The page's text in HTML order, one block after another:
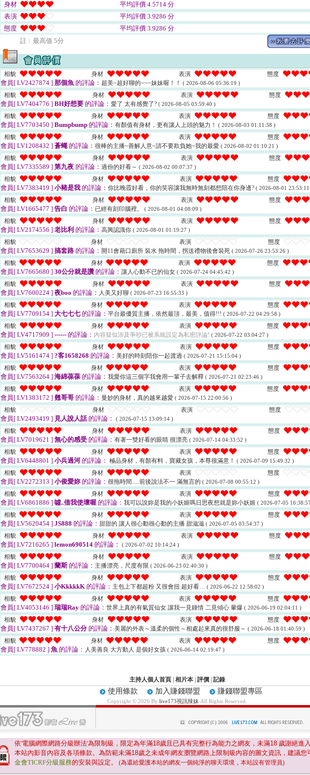
身材
平均評價 4.5714 分
表演
平均評價 3.9286 分
態度
平均評價 3.9286 分
註﹕最高值 5分
相貌 身材 表演 態度
會員[ LV2427874 ] 那個魚 的評論： 超美~超好聊的~~~妹妹喔！！ ( 2026-08-06 05:36:19 )
相貌 身材 表演 態度
會員[ LV7404776 ] BH好想要 的評論： 愛了 太有感覺了? ( 2026-08-05 03:59:40 )
相貌 身材 表演 態度
會員[ LV7703450 ] Bumpbump 的評論： 有顏值有身材，更有讓人上頭的魅力！ ( 2026-08-03 01:11:38 )
相貌 身材 表演 態度
會員[ LV1208432 ] 蒼蠅 的評論： 很棒的主播~善解人意~請不要欺負她~我的最愛 ( 2026-08-02 01:10:21 )
相貌 身材 表演 態度
會員[ LV7335589 ] 第九夜 的評論： 過份的好看～ ( 2026-08-02 00:07:37 )
相貌 身材 表演 態度
會員[ LV7383419 ] 小豬是我 的評論： 你比晚霞好看，你的笑容讓我無時無刻都想陪在你身邊? ( 2026-08-01
相貌 身材 表演 態度
會員[ LV1665477 ] 告白 的評論： 已經有刻印腦裡。 ( 2026-08-01 04:08:09 )
相貌 身材 表演 態度
會員[ LV2174556 ] 老比利 的評論： 高興認識你 ( 2026-08-01 01:19:27 )
相貌 身材 表演 態度
會員[ LV7653629 ] 搞套路 的評論： 開11會藉口廁所 裝水 拖時間，拐送禮物後會裝死 ( 2026-07-26 23:53:26 )
相貌 身材 表演 態度
會員[ LV7665680 ] 30公分就是讚的評論： 讓人心動不已的仙女 ( 2026-07-24 04:45:42 )
相貌 身材 表演 態度
會員[ LV7600224 ] 夜boo 的評論： 人美又好聊 ( 2026-07-23 16:55:33 )
相貌 身材 表演 態度
會員[ LV7709154 ] 大七七七的評論： 平台最優質主播，依然最頂，最美，值得!!! ( 2026-07-22 04:29:58 )
相貌 身材 表演 態度
會員[ LV4717909 ] ------ 的評論： 內容疑似涉及爭吵已被系統設定為私密評論! ( 2026-07-22 03:04:27 )
相貌 身材 表演 態度
會員[ LV5161474 ] ?客1658268 的評論： 美好的時刻陪你一起渡過 ( 2026-07-21 15:15:04 )
相貌 身材 表演 態度
會員[ LV7563264 ] 海綿葆葆 的評論： 我愛你這三個字我會用一輩子去解釋 ( 2026-07-21 02:23:46 )
相貌 身材 表演 態度
會員[ LV1383172 ] 翹哥哥 的評論： 曼妙的身材，真的越來越愛 ( 2026-07-15 22:00:56 )
相貌 身材 表演 態度
會員[ LV2493419 ] 見人說人話的評論： ( 2026-07-15 13:09:14 )
相貌 身材 表演 態度
會員[ LV7019621 ] 無心的感受 的評論： 有著一雙好看的眼睛 很漂亮 ( 2026-07-14 04:33:52 )
相貌 身材 表演 態度
會員[ LV6448801 ] 小兵過河的評論： 極品身材，有顏有料，寶藏女孩，本尊很滿意！ ( 2026-07-09 15:49:32 )
相貌 身材 表演 態度
會員[ LV2272313 ] 小俊愛妳的評論： 很拖時間.....前後說法不一 滿無言的 ( 2026-07-08 00:55:12 )
相貌 身材 表演 態度
會員[ LV6861886 ] 噓..借我使壞喔 的評論： 我可以說妳是我的小妖姬嗎日思夜想就是妳小妖姬 ( 2026-07-05
相貌 身材 表演 態度
會員[ LV5620454 ] JS888 的評論： 甜甜的 讓人很心動很心動的主播 甜滋滋 ( 2026-07-05 03:54:37 )
相貌 身材 表演 態度
會員[ LV7216265 ] lemon690514 的評論： ( 2026-07-02 10:14:24 )
相貌 身材 表演 態度
會員[ LV7700464 ] 蘭斯的評論： 主播漂亮，尺度有限 ( 2026-06-23 02:40:30 )
相貌 身材 表演 態度
會員[ LV7672524 ] 小KkkkkK 的評論： 主包上下都超粉 又很會扭 超好看… ( 2026-06-22 12:58:02 )
相貌 身材 表演 態度
會員[ LV4053146 ] 瑞瑞Ray 的評論： 世界上真的有氣質仙女 讓我一見鍾情 二見傾心 暈爆 ( 2026-06-19 02:04:11 )
相貌 身材 表演 態度
會員[ LV7437267 ] 有十八公分的評論： 美麗的外表～溫柔的個性～相處起來真的很舒服～ ( 2026-06-18 01:40:59 )
相貌 身材 表演 態度
會員[ LV778882 ] 魚 的評論： 人美善良 大方動人 是個好女孩 ( 2026-06-14 02:19:47 )
主持人個人首頁 相片本 評價 記錄
使用條款 加入賺錢聯盟 賺錢聯盟專區
Copyright © 2026 By live173視訊辣妹 All Rights Reserved.
依'電腦網際網路分級辦法'為限制級，限定為年滿18歲且已具有完整行為能力之網友，未滿18 歲謝絕進
本站內影音內容及各項條款。為防範未滿18歲之未成年網友瀏覽網路上限制級內容的圖文資訊，建議您
金會TICRF分級服務的安裝與設定。 (為還給愛護本站的網友一個純淨的聊天環境，本站設有管理員)